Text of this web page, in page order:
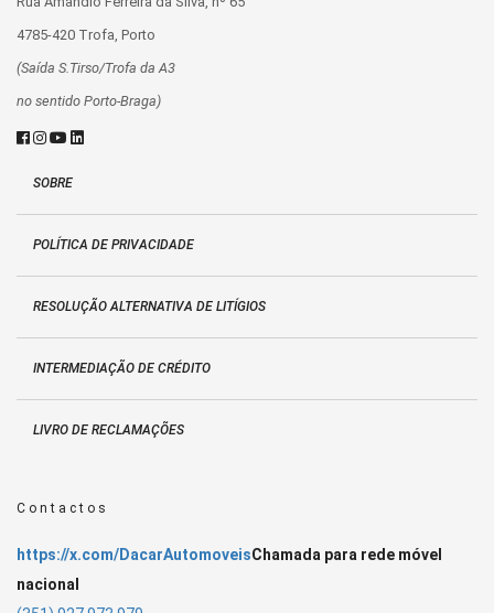
4785-420 Trofa, Porto
(Saída S.Tirso/Trofa da A3
no sentido Porto-Braga)
SOBRE
POLÍTICA DE PRIVACIDADE
RESOLUÇÃO ALTERNATIVA DE LITÍGIOS
INTERMEDIAÇÃO DE CRÉDITO
LIVRO DE RECLAMAÇÕES
Contactos
https://x.com/DacarAutomoveisChamada para rede móvel
nacional